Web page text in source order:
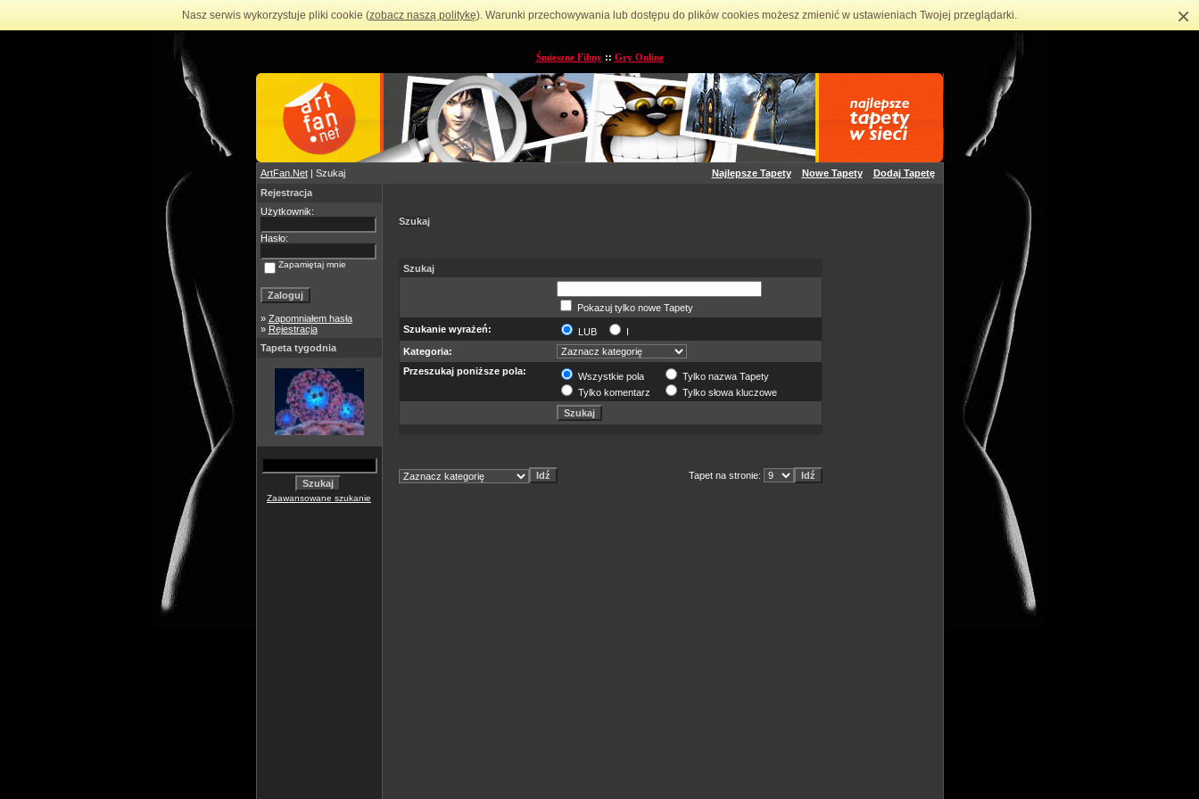
Nasz serwis wykorzystuje pliki cookie (zobacz naszą politykę). Warunki przechowywania lub dostępu do plików cookies możesz zmienić w ustawieniach Twojej przeglądarki. ×
Śmieszne Filmy:: Gry Online
ArtFan.Net| Szukaj Najlepsze Tapety Nowe Tapety
Dodaj Tapetę
Rejestracja
Użytkownik:
Hasło:
Zapamiętaj mnie
» Zapomniałem hasła
» Rejestracja
Tapeta tygodnia
Zaawansowane szukanie
Szukaj
Szukaj
Pokazuj tylko nowe Tapety
Szukanie wyrażeń:
LUB
I
Kategoria:
Przeszukaj poniższe pola:
Wszystkie pola
Tylko nazwa Tapety
Tylko komentarz
Tylko słowa kluczowe
Tapet na stronie: